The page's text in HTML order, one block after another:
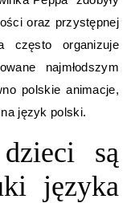
oraz przystępnej
często organizuje
najmłodszym
polskie animacje,
język polski.
są
języka